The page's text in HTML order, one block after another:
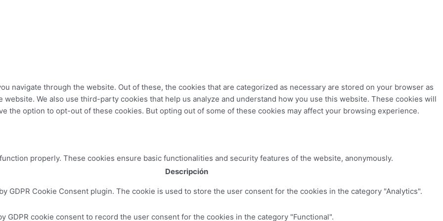
navigate through the website. Out of these, the cookies that are categorized as necessary are stored on your browser as
We also use third-party cookies that help us analyze and understand how you use this website. These cookies will
the option to opt-out of these cookies. But opting out of some of these cookies may affect your browsing experience.
properly. These cookies ensure basic functionalities and security features of the website, anonymously.
Descripción
GDPR Cookie Consent plugin. The cookie is used to store the user consent for the cookies in the category "Analytics".
GDPR cookie consent to record the user consent for the cookies in the category "Functional".